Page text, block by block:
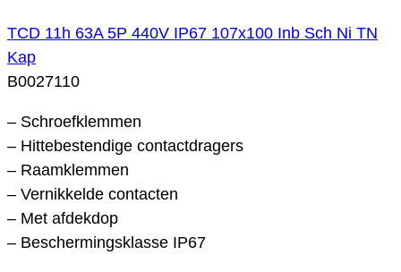
TCD 11h 63A 5P 440V IP67 107x100 Inb Sch Ni TN
Kap
B0027110
– Schroefklemmen
– Hittebestendige contactdragers
– Raamklemmen
– Vernikkelde contacten
– Met afdekdop
– Beschermingsklasse IP67